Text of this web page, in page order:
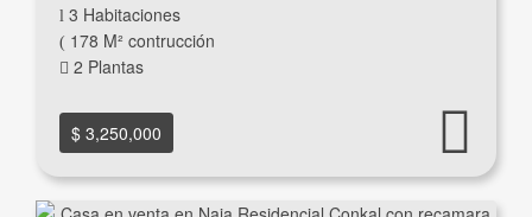
3 Habitaciones
178 M² contrucción
2 Plantas
$ 3,250,000